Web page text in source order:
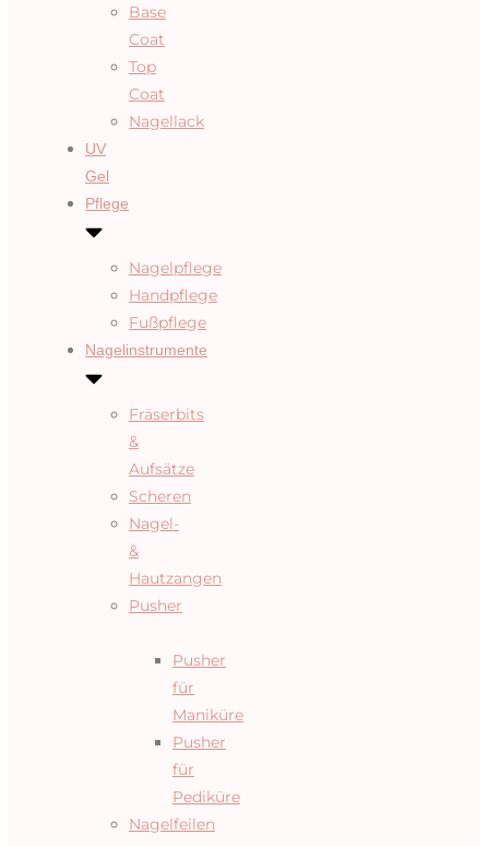
Base
Coat
Top
Coat
Nagellack
UV
Gel
Pflege
Nagelpflege
Handpflege
Fußpflege
Nagelinstrumente
Fräserbits
&
Aufsätze
Scheren
Nagel-
&
Hautzangen
Pusher
Pusher
für
Maniküre
Pusher
für
Pediküre
Nagelfeilen